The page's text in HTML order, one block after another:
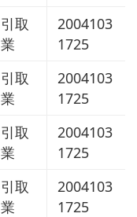
引取
業
2004103
1725
引取
業
2004103
1725
引取
業
2004103
1725
引取
業
2004103
1725